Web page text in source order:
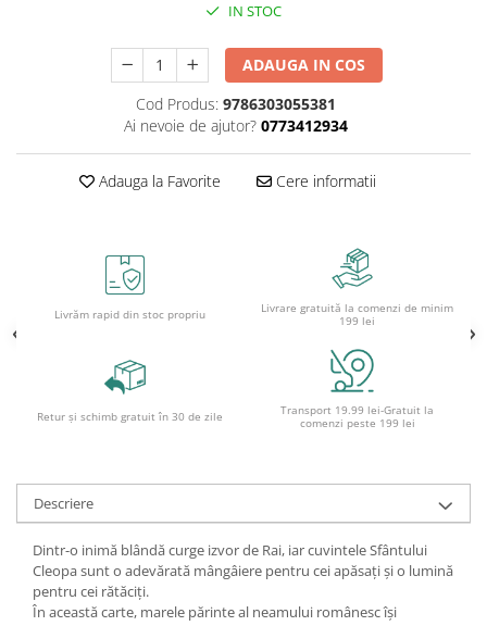
Truse geometrie
Socotitori și bețisoare pentru
Ghiozdane pentru grădinită
Trollere pentru copii
Penare
Penare neechipate
Pensule școlare
Pahare și palete pictură
Cărți
Cărți pentru copii
Cărți de colorat
IN STOC
ADAUGA IN COS
Cod Produs: 9786303055381
Ai nevoie de ajutor? 0773412934
Adauga la Favorite Cere informatii
Livrăm rapid din stoc propriu
Livrare gratuită la comenzi de minim
199 lei
Retur și schimb gratuit în 30 de zile
Transport 19.99 lei-Gratuit la
comenzi peste 199 lei
Descriere
Dintr-o inimă blândă curge izvor de Rai, iar cuvintele Sfântului
Cleopa sunt o adevărată mângâiere pentru cei apăsați și o lumină
pentru cei rătăciți.
În această carte, marele părinte al neamului românesc își